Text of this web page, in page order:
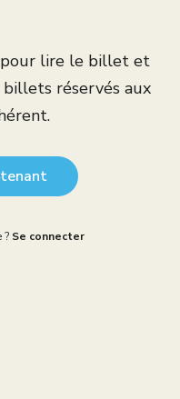
pour lire le billet et
billets réservés aux
? Se connecter